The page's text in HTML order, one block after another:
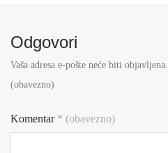
Odgovori
Vaša adresa e-pošte neće biti objavljena.
(obavezno)
Komentar * (obavezno)